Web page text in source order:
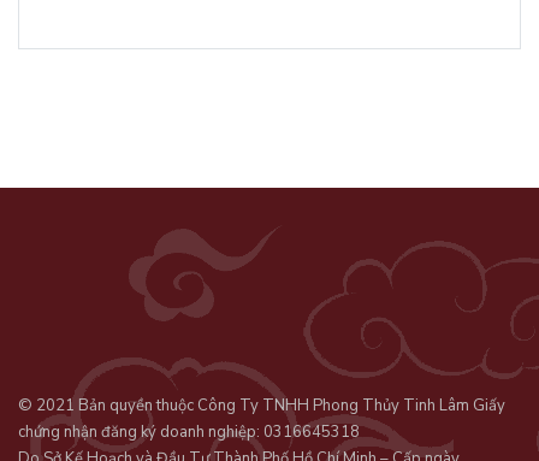
© 2021 Bản quyền thuộc Công Ty TNHH Phong Thủy Tinh Lâm Giấy
chứng nhận đăng ký doanh nghiệp: 0316645318